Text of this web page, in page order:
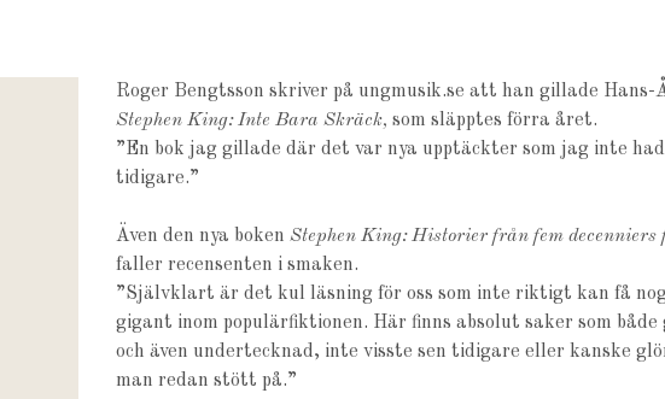
Roger Bengtsson skriver på ungmusik.se att han gillade Hans-
Stephen King: Inte Bara Skräck, som släpptes förra året.
”En bok jag gillade där det var nya upptäckter som jag inte
tidigare.”
Även den nya boken Stephen King: Historier från fem
faller recensenten i smaken.
”Självklart är det kul läsning för oss som inte riktigt kan få nog
gigant inom populärfiktionen. Här finns absolut saker som både
och även undertecknad, inte visste sen tidigare eller kanske
man redan stött på.”